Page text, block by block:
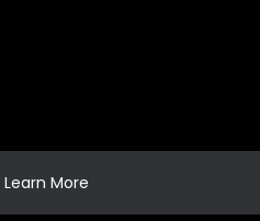
Learn More